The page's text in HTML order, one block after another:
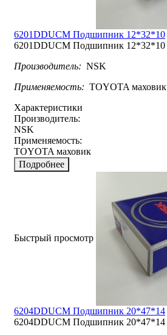
6201DDUCM Подшипник 12*32*10
6201DDUCM Подшипник 12*32*10
Производитель: NSK
Применяемость: ТOYOTA маховик
Характеристики
Производитель:
NSK
Применяемость:
ТOYOTA маховик
Подробнее
Быстрый просмотр
6204DDUCM Подшипник 20*47*14
6204DDUCM Подшипник 20*47*14